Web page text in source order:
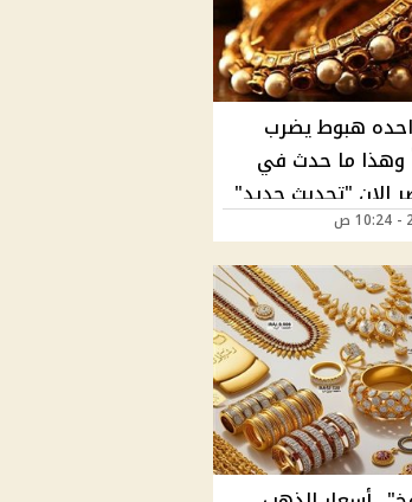
واحده هبوط يضرب
وهذا ما حدث في